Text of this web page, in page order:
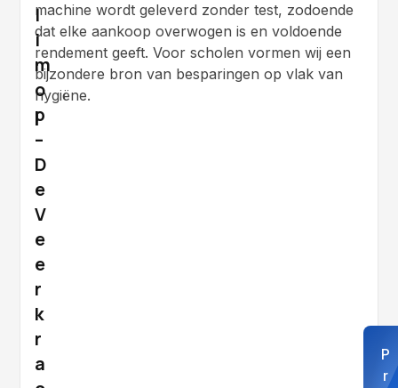
l
i
m
o
p
–
D
e
V
e
e
r
k
r
a
machine wordt geleverd zonder test, zodoende
dat elke aankoop overwogen is en voldoende
rendement geeft. Voor scholen vormen wij een
bijzondere bron van besparingen op vlak van
hygiëne.
P
r